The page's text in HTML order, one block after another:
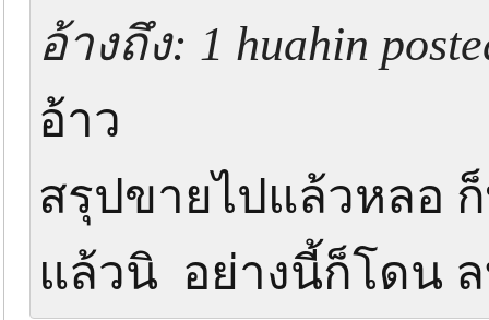
อ้างถึง: 1 huahin
อ้าว
สรุปขายไปแล้วหลอ
แล้วนิ อย่างนี้ก็โดน